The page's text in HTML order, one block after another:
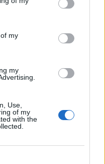
my
my
Use,
of my
with the
konferenciát
tartották meg a harmadik
Déli összekötő vasúti